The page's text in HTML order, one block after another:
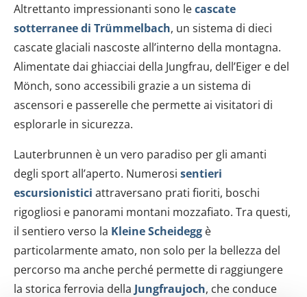
Altrettanto impressionanti sono lecascate
sotterranee di Trümmelbach, un sistema di dieci
cascate glaciali nascoste all’interno della montagna.
Alimentate dai ghiacciai della Jungfrau, dell’Eiger e del
Mönch, sono accessibili grazie a un sistema di
ascensori e passerelle che permette ai visitatori di
esplorarle in sicurezza.
Lauterbrunnen è un vero paradiso per gli amanti
degli sport all’aperto. Numerosi sentieri
escursionistici attraversano prati fioriti, boschi
rigogliosi e panorami montani mozzafiato. Tra questi,
il sentiero verso la Kleine Scheidegg è
particolarmente amato, non solo per la bellezza del
percorso ma anche perché permette di raggiungere
la storica ferrovia della Jungfraujoch, che conduce